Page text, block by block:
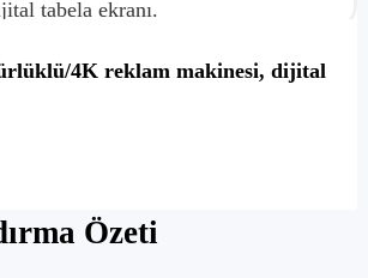
4K reklam makinesi, dijital
Özeti